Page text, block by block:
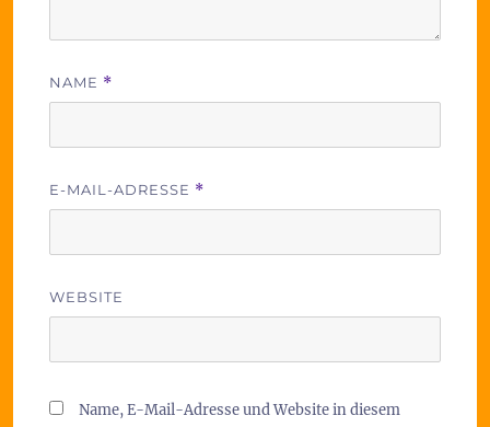
NAME *
E-MAIL-ADRESSE *
WEBSITE
Name, E-Mail-Adresse und Website in diesem